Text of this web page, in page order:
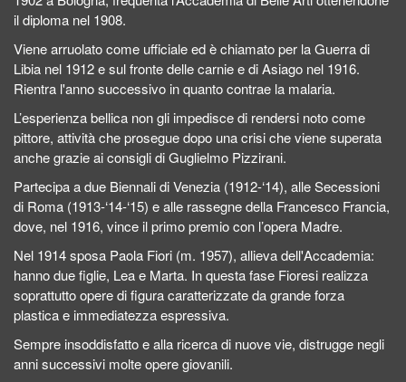
il diploma nel 1908.
Viene arruolato come ufficiale ed è chiamato per la Guerra di
Libia nel 1912 e sul fronte delle carnie e di Asiago nel 1916.
Rientra l'anno successivo in quanto contrae la malaria.
L’esperienza bellica non gli impedisce di rendersi noto come
pittore, attività che prosegue dopo una crisi che viene superata
anche grazie ai consigli di Guglielmo Pizzirani.
Partecipa a due Biennali di Venezia (1912-‘14), alle Secessioni
di Roma (1913-‘14-‘15) e alle rassegne della Francesco Francia,
dove, nel 1916, vince il primo premio con l’opera Madre.
Nel 1914 sposa Paola Fiori (m. 1957), allieva dell'Accademia:
hanno due figlie, Lea e Marta. In questa fase Fioresi realizza
soprattutto opere di figura caratterizzate da grande forza
plastica e immediatezza espressiva.
Sempre insoddisfatto e alla ricerca di nuove vie, distrugge negli
anni successivi molte opere giovanili.